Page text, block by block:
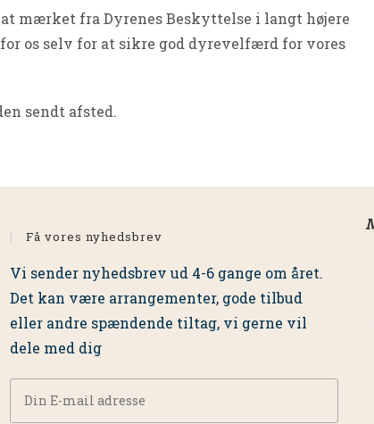
mærket fra Dyrenes Beskyttelse i langt højere
os selv for at sikre god dyrevelfærd for vores
sendt afsted.
Få vores nyhedsbrev
Vi sender nyhedsbrev ud 4-6 gange om året.
Det kan være arrangementer, gode tilbud
eller andre spændende tiltag, vi gerne vil
dele med dig